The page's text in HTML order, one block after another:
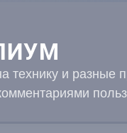
технику и разные